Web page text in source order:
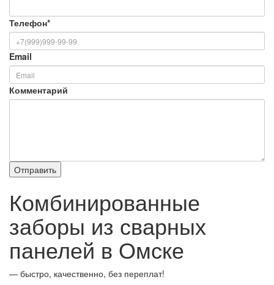
Телефон*
Email
Комментарий
Комбинированные
заборы из сварных
панелей в Омске
— быстро, качественно, без переплат!